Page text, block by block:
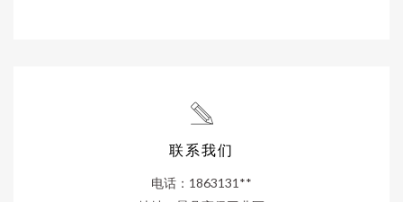
联系我们
电话：1863131**